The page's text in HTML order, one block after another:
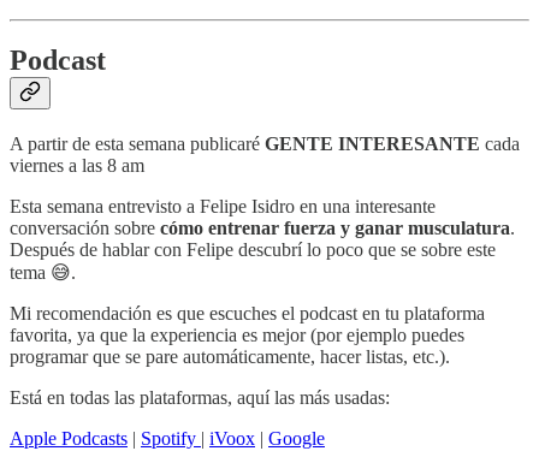
Podcast
A partir de esta semana publicaré GENTE INTERESANTE cada
viernes a las 8 am
Esta semana entrevisto a Felipe Isidro en una interesante
conversación sobre cómo entrenar fuerza y ganar musculatura.
Después de hablar con Felipe descubrí lo poco que se sobre este
tema 😅.
Mi recomendación es que escuches el podcast en tu plataforma
favorita, ya que la experiencia es mejor (por ejemplo puedes
programar que se pare automáticamente, hacer listas, etc.).
Está en todas las plataformas, aquí las más usadas:
Apple Podcasts | Spotify | iVoox | Google